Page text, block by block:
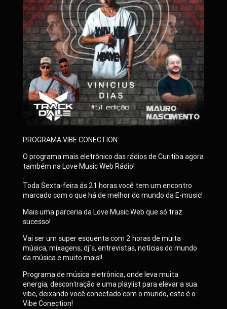
PROGRAMA VIBE CONECTION
O programa mais eletrônico das rádios de Curitiba agora
também na Love Music Web Rádio!
.
Toda Sexta-feira ás 21 horas você tem um encontro
marcado com o que há de melhor do mundo da E-music!
Mais uma parceria da Love Music Web que só traz
sucesso!
Vai ser um super esquenta com 2 horas de muita
música, mixagens, dj´s, entrevistas, notícias do mundo
da música e muito mais!!
Programa de música eletrônica, onde leva muita
energia, descontração e uma playlist para elevar a sua
vibe, deixando você conectado com o mundo, este é o
Vibe Conection!